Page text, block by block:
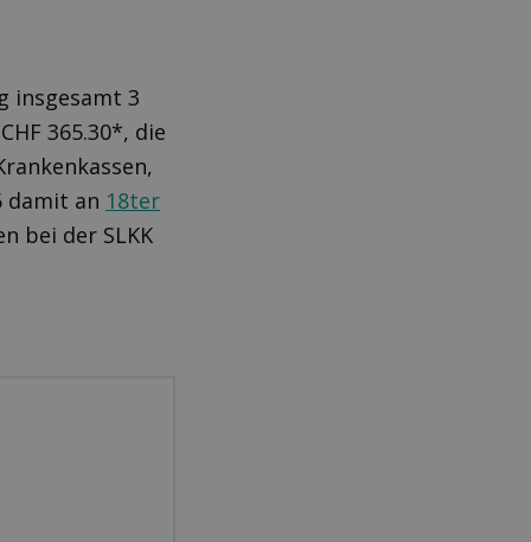
insgesamt 3
365.30*, die
damit an 18ter
bei der SLKK